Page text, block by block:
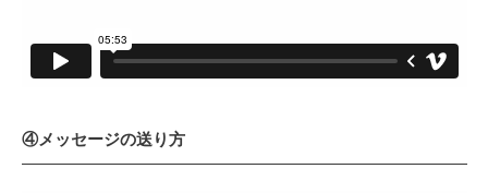
④メッセージの送り方